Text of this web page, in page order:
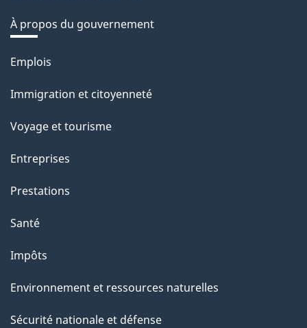
À propos du gouvernement
Thèmes
sujets
Emplois
Immigration et citoyenneté
Voyage et tourisme
Entreprises
Prestations
Santé
Impôts
Environnement et ressources naturelles
Sécurité nationale et défense